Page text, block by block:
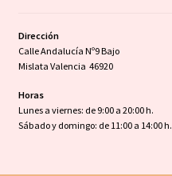
Dirección
Calle Andalucía Nº9 Bajo
Mislata Valencia 46920
Horas
Lunes a viernes: de 9:00 a 20:00 h.
Sábado y domingo: de 11:00 a 14:00 h.